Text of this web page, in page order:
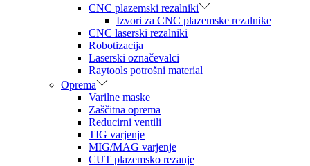
CNC plazemski rezalniki
Izvori za CNC plazemske rezalnike
CNC laserski rezalniki
Robotizacija
Laserski označevalci
Raytools potrošni material
Oprema
Varilne maske
Zaščitna oprema
Reducirni ventili
TIG varjenje
MIG/MAG varjenje
CUT plazemsko rezanje